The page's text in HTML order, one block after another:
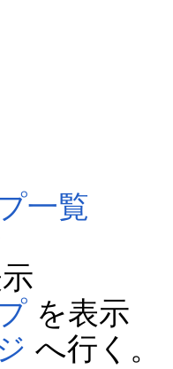
一覧
を表示
へ行く。